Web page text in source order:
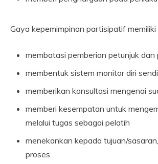
Gaya kepemimpinan partisipatif memiliki
membatasi pemberian petunjuk
membentuk sistem monitor diri
memberikan konsultasi mengenai
memberi kesempatan untuk
melalui tugas sebagai pelatih
menekankan kepada tujuan/
proses